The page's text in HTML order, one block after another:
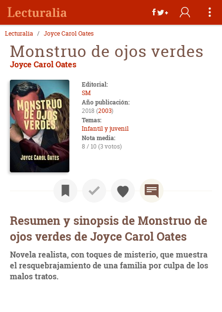
Lecturalia Joyce Carol Oates
Monstruo de ojos verdes
Joyce Carol Oates
Editorial:
SM
Año publicación:
2018 (2003)
Temas:
Infantil y juvenil
Nota media:
8 / 10 (3 votos)
Resumen y sinopsis de Monstruo de
ojos verdes de Joyce Carol Oates
Novela realista, con toques de misterio, que muestra
el resquebrajamiento de una familia por culpa de los
malos tratos.